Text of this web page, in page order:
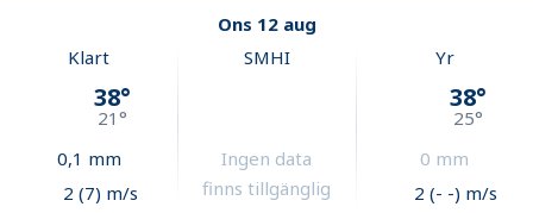
Ons 12 aug
Klart
38°
21°
0,1 mm
2 (7) m/s
SMHI
Ingen data
finns tillgänglig
Yr
38°
25°
0 mm
2 (- -) m/s